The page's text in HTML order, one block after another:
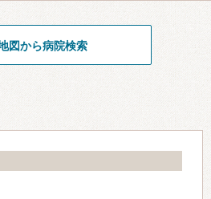
図から病院検索